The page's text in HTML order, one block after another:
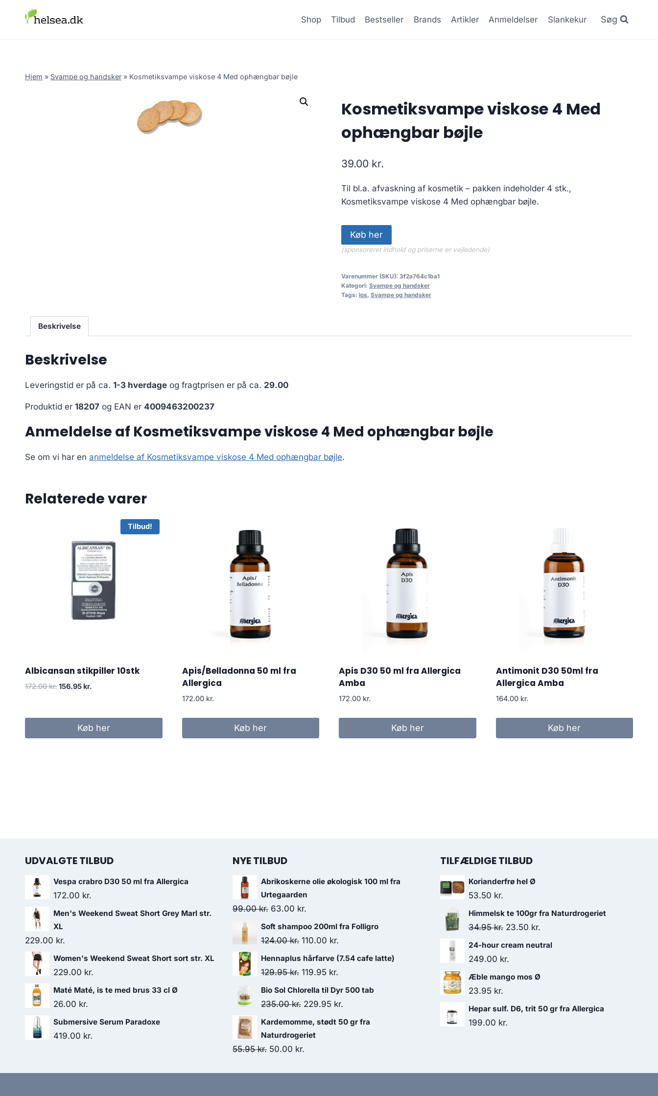
Shop Tilbud Bestseller Brands Artikler Anmeldelser Slankekur Søg
Hjem » Svampe og handsker » Kosmetiksvampe viskose 4 Med ophængbar bøjle
Kosmetiksvampe viskose 4 Med
ophængbar bøjle
39.00 kr.
Til bl.a. afvaskning af kosmetik – pakken indeholder 4 stk.,
Kosmetiksvampe viskose 4 Med ophængbar bøjle.
Køb her
(sponsoreret indhold og priserne er vejledende)
Varenummer (SKU): 3f2a764c1ba1
Kategori: Svampe og handsker
Tags: los, Svampe og handsker
Beskrivelse
Beskrivelse
Leveringstid er på ca. 1-3 hverdage og fragtprisen er på ca. 29.00
Produktid er 18207 og EAN er 4009463200237
Anmeldelse af Kosmetiksvampe viskose 4 Med ophængbar bøjle
Se om vi har en anmeldelse af Kosmetiksvampe viskose 4 Med ophængbar bøjle.
Relaterede varer
Tilbud!
Albicansan stikpiller 10stk
172.00kr. Den
var:
172.00 kr..
156.95 kr.
er:
156.95 kr..
Køb her
Apis/Belladonna 50 ml fra
Allergica
172.00 kr.
Køb her
Apis D30 50 ml fra Allergica
Amba
172.00 kr.
Køb her
Antimonit D30 50ml fra
Allergica Amba
164.00 kr.
Køb her
UDVALGTE TILBUD
Vespa crabro D30 50 ml fra Allergica
172.00 kr.
Men's Weekend Sweat Short Grey Marl str.
XL
229.00 kr.
Women's Weekend Sweat Short sort str. XL
229.00 kr.
Maté Maté, is te med brus 33 cl Ø
26.00 kr.
Submersive Serum Paradoxe
419.00 kr.
NYE TILBUD
Abrikoskerne olie økologisk 100 ml fra
Urtegaarden
99.00kr. Den
oprindelige
pris
99.00 kr..
63.00 kr.
aktuelle
pris
er:
63.00 kr..
Soft shampoo 200ml fra Folligro
124.00kr. Den
oprindelige
pris
124.00 kr..
110.00 kr.
aktuelle
Hennaplus hårfarve (7.54 cafe latte)
129.95kr. Den
oprindelige
pris
129.95 kr..
119.95 kr.
aktuelle
pris
Bio Sol Chlorella til Dyr 500 tab
235.00kr. Den
oprindelige
pris
229.95 kr.
aktuelle
Kardemomme, stødt 50 gr fra
Naturdrogeriet
55.95kr. Den
50.00 kr.
TILFÆLDIGE TILBUD
Korianderfrø hel Ø
53.50 kr.
Himmelsk te 100gr fra Naturdrogeriet
34.95kr. Den
oprindelige
pris
23.50 kr.
aktuelle
24-hour cream neutral
249.00 kr.
Æble mango mos Ø
23.95 kr.
Hepar sulf. D6, trit 50 gr fra Allergica
199.00 kr.